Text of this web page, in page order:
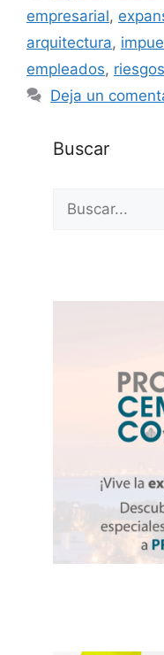
empresarial,
arquitectura,
empleados,
Deja un
Buscar
Buscar: